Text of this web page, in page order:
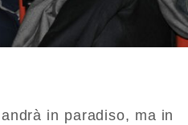
in paradiso, ma in